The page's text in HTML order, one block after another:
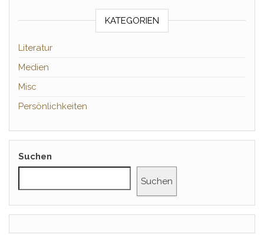
KATEGORIEN
Literatur
Medien
Misc
Persönlichkeiten
Suchen
Suchen